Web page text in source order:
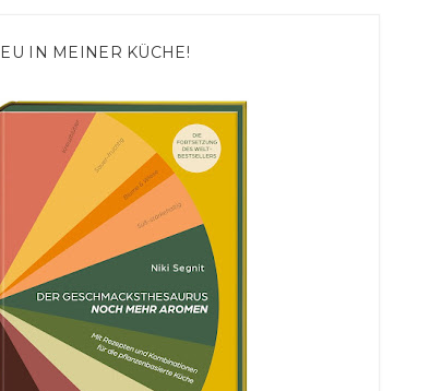
IN MEINER KÜCHE!